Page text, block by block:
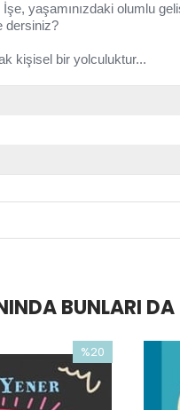
İşe, yaşamınızdaki olumlu
dersiniz?
kişisel bir yolculuktur...
BUNLARI
%20
İndirim
%20İndirim